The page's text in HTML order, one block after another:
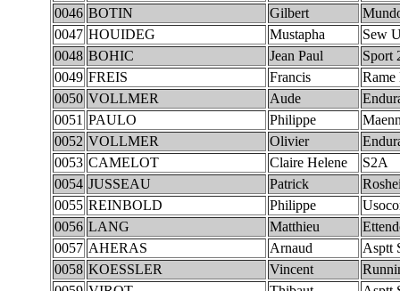
0046 BOTIN Gilbert
0047 HOUIDEG Mustapha
Sew
0048 BOHIC Jean Paul
Sport
0049 FREIS Francis
Rame
0050 VOLLMER Aude
0051 PAULO Philippe
0052 VOLLMER Olivier
0053 CAMELOT Claire Helene
S2A
0054 JUSSEAU Patrick
0055 REINBOLD Philippe
0056 LANG Matthieu
0057 AHERAS Arnaud
Asptt
0058 KOESSLER Vincent